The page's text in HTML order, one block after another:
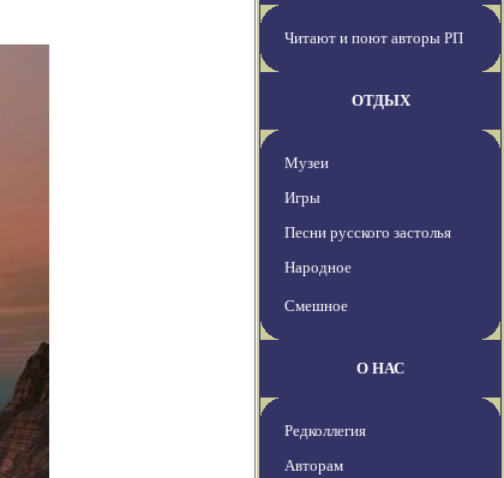
Читают и поют авторы РП
ОТДЫХ
Музеи
Игры
Песни русского застолья
Народное
Смешное
О НАС
Редколлегия
Авторам